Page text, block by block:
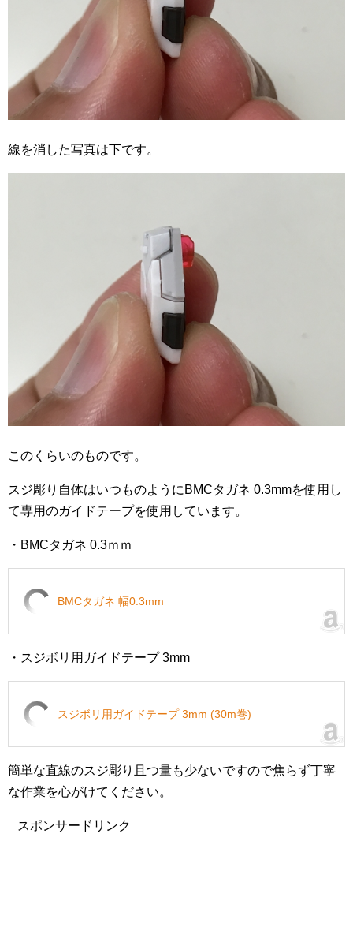
線を消した写真は下です。
このくらいのものです。
スジ彫り自体はいつものようにBMCタガネ 0.3mmを使用し
て専用のガイドテープを使用しています。
・BMCタガネ 0.3ｍｍ
BMCタガネ 幅0.3mm
・スジボリ用ガイドテープ 3mm
スジボリ用ガイドテープ 3mm (30m巻)
簡単な直線のスジ彫り且つ量も少ないですので焦らず丁寧
な作業を心がけてください。
スポンサードリンク